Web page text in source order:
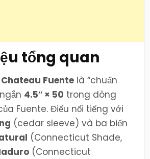
tổng quan
Fuente là “chuẩn
4.5″ × 50 trong dòng
Fuente. Điếu nổi tiếng với
(cedar sleeve) và ba biến
(Connecticut Shade,
(Connecticut